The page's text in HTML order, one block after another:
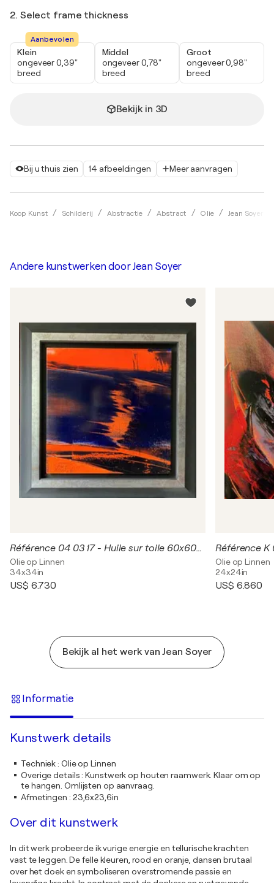
Bij u thuis zien 14 afbeeldingen Meer aanvragen
Koop Kunst Schilderij Abstractie Abstract Olie Jean Soyer
2. Select frame thickness
Aanbevolen
Klein
ongeveer 0,39"
breed
Middel
ongeveer 0,78"
breed
Groot
ongeveer 0,98"
breed
Bekijk in 3D
Andere kunstwerken doorJean Soyer
Référence 04 03 17 - Huile sur toile 60x60cm ( 87x87cm encadrée)
Olie op Linnen
34x34in
US$ 6.730
Référence
Olie op Linnen
24x24in
US$ 6.860
Bekijk al het werk van Jean Soyer
Informatie
Kunstwerk details
Techniek: Olie op Linnen
Overige details:Kunstwerk op houten raamwerk. Klaar om op
te hangen. Omlijsten op aanvraag.
Afmetingen : 23,6x23,6in
Over dit kunstwerk
In dit werk probeerde ik vurige energie en tellurische krachten
vast te leggen. De felle kleuren, rood en oranje, dansen brutaal
over het doek en symboliseren overstromende passie en